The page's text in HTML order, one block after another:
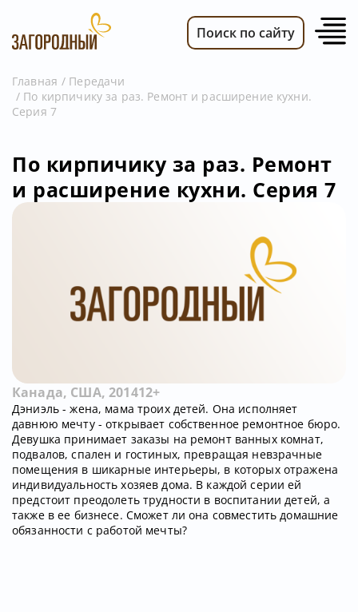
ВИДЕО
ПЕРЕДАЧИ
ТЕЛЕПРОГРАММА
Поиск по сайту
Главная
Передачи
По кирпичику за раз. Ремонт и расширение кухни.
Серия 7
По кирпичику за раз. Ремонт
и расширение кухни. Серия 7
Канада, США, 201412+
Дэниэль - жена, мама троих детей. Она исполняет
давнюю мечту - открывает собственное ремонтное бюро.
Девушка принимает заказы на ремонт ванных комнат,
подвалов, спален и гостиных, превращая невзрачные
помещения в шикарные интерьеры, в которых отражена
индивидуальность хозяев дома. В каждой серии ей
предстоит преодолеть трудности в воспитании детей, а
также в ее бизнесе. Сможет ли она совместить домашние
обязанности с работой мечты?